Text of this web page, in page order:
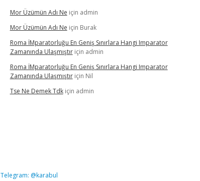
Mor Üzümün Adı Ne için admin
Mor Üzümün Adı Ne için Burak
Roma İMparatorluğu En Geniş Sınırlara Hangi Imparator
Zamanında Ulaşmıştıriçin admin
Roma İMparatorluğu En Geniş Sınırlara Hangi Imparator
Zamanında Ulaşmıştıriçin Nil
Tse Ne Demek Tdkiçin admin
Telegram: @karabul